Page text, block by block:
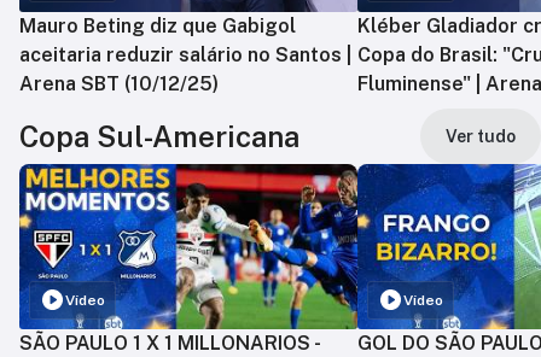
Mauro Beting diz que Gabigol
aceitaria reduzir salário no Santos |
Arena SBT (10/12/25)
Kléber Gladiador
Copa do Brasil:
Fluminense" |
Copa Sul-Americana Ver tudo
Vídeo
SÃO PAULO 1 X 1 MILLONARIOS -
Vídeo
GOL DO SÃO